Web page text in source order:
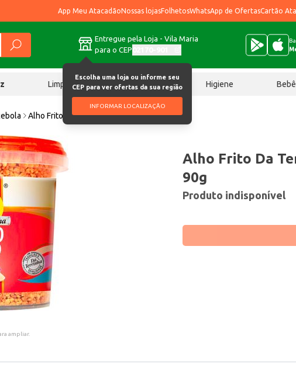
App Meu AtacadãoNossas lojasFolhetosWhatsApp de OfertasCartão
Entregue pela Loja - Vila Maria
para o CEP
Escolha uma loja ou informe seu
CEP para ver ofertas da sua região
INFORMAR LOCALIZAÇÃO
Limpeza Chocolates Higiene
Alho Frito Da Terrinha Granulado 90g
ampliar.
Alho Frito Da
90g
Produto indisponível